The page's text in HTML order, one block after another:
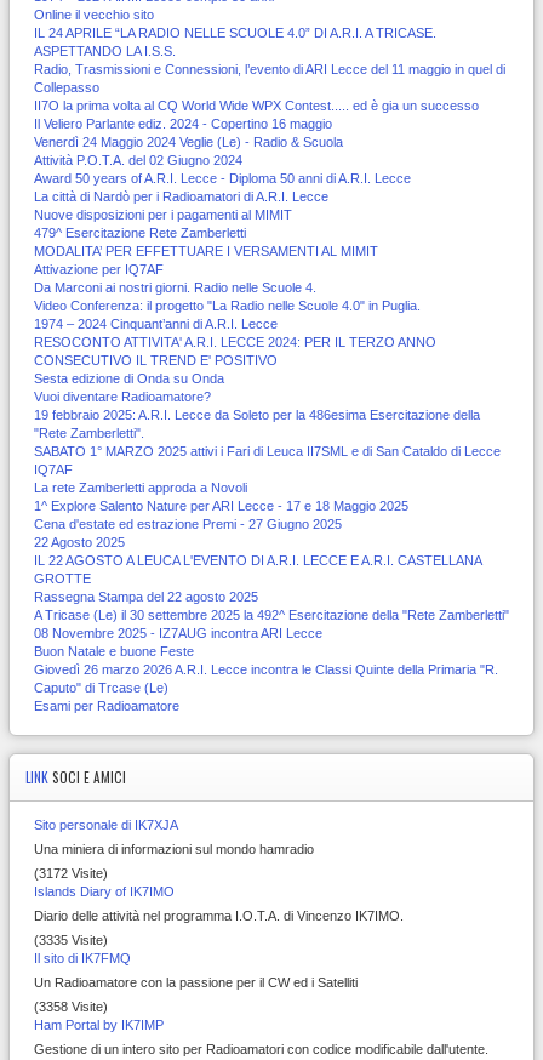
Online il vecchio sito
IL 24 APRILE “LA RADIO NELLE SCUOLE 4.0” DI A.R.I. A TRICASE.
ASPETTANDO LA I.S.S.
Radio, Trasmissioni e Connessioni, l’evento di ARI Lecce del 11 maggio in quel di
Collepasso
II7O la prima volta al CQ World Wide WPX Contest..... ed è gia un successo
Il Veliero Parlante ediz. 2024 - Copertino 16 maggio
Venerdì 24 Maggio 2024 Veglie (Le) - Radio & Scuola
Attività P.O.T.A. del 02 Giugno 2024
Award 50 years of A.R.I. Lecce - Diploma 50 anni di A.R.I. Lecce
La città di Nardò per i Radioamatori di A.R.I. Lecce
Nuove disposizioni per i pagamenti al MIMIT
479^ Esercitazione Rete Zamberletti
MODALITA’ PER EFFETTUARE I VERSAMENTI AL MIMIT
Attivazione per IQ7AF
Da Marconi ai nostri giorni. Radio nelle Scuole 4.
Video Conferenza: il progetto "La Radio nelle Scuole 4.0" in Puglia.
1974 – 2024 Cinquant’anni di A.R.I. Lecce
RESOCONTO ATTIVITA' A.R.I. LECCE 2024: PER IL TERZO ANNO
CONSECUTIVO IL TREND E' POSITIVO
Sesta edizione di Onda su Onda
Vuoi diventare Radioamatore?
19 febbraio 2025: A.R.I. Lecce da Soleto per la 486esima Esercitazione della
"Rete Zamberletti".
SABATO 1° MARZO 2025 attivi i Fari di Leuca II7SML e di San Cataldo di Lecce
IQ7AF
La rete Zamberletti approda a Novoli
1^ Explore Salento Nature per ARI Lecce - 17 e 18 Maggio 2025
Cena d'estate ed estrazione Premi - 27 Giugno 2025
22 Agosto 2025
IL 22 AGOSTO A LEUCA L'EVENTO DI A.R.I. LECCE E A.R.I. CASTELLANA
GROTTE
Rassegna Stampa del 22 agosto 2025
A Tricase (Le) il 30 settembre 2025 la 492^ Esercitazione della "Rete Zamberletti"
08 Novembre 2025 - IZ7AUG incontra ARI Lecce
Buon Natale e buone Feste
Giovedì 26 marzo 2026 A.R.I. Lecce incontra le Classi Quinte della Primaria "R.
Caputo" di Trcase (Le)
Esami per Radioamatore
LINK SOCI E AMICI
Sito personale di IK7XJA
Una miniera di informazioni sul mondo hamradio
(3172 Visite)
Islands Diary of IK7IMO
Diario delle attività nel programma I.O.T.A. di Vincenzo IK7IMO.
(3335 Visite)
Il sito di IK7FMQ
Un Radioamatore con la passione per il CW ed i Satelliti
(3358 Visite)
Ham Portal by IK7IMP
Gestione di un intero sito per Radioamatori con codice modificabile dall'utente.